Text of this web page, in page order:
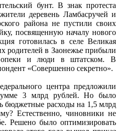
бунт. В знак протеста
деревень Ламбасручей и
района не пустили своих
посвященную началу нового
готовилась в селе Великая
родителей в Заонежье прибыли
и люди в штатском. В
«Совершенно секретно».
центра предложили
3 млрд рублей. Но было
бюджетные расходы на 1,5 млрд
Естественно, чиновники не
Решено было оптимизировать